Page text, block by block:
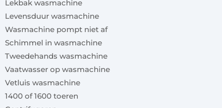
Lekbak wasmachine
Levensduur wasmachine
Wasmachine pompt niet af
Schimmel in wasmachine
Tweedehands wasmachine
Vaatwasser op wasmachine
Vetluis wasmachine
1400 of 1600 toeren